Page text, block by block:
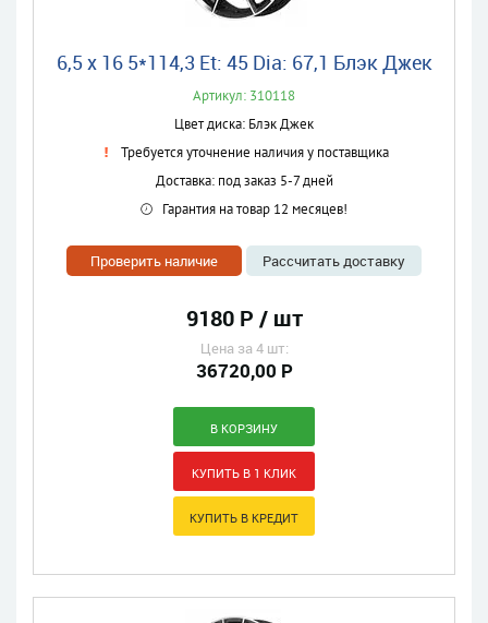
6,5 x 16 5*114,3 Et: 45 Dia: 67,1 Блэк Джек
Артикул: 310118
Цвет диска: Блэк Джек
Требуется уточнение наличия у поставщика
Доставка: под заказ 5-7 дней
Гарантия на товар 12 месяцев!
Проверить наличие Рассчитать доставку
9180 Р / шт
Цена за 4 шт:
36720,00 Р